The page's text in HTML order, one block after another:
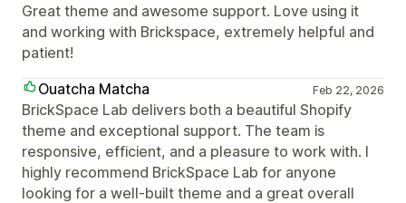
Great theme and awesome support. Love using it
and working with Brickspace, extremely helpful and
patient!
Ouatcha Matcha
Feb 22, 2026
BrickSpace Lab delivers both a beautiful Shopify
theme and exceptional support. The team is
responsive, efficient, and a pleasure to work with. I
highly recommend BrickSpace Lab for anyone
looking for a well-built theme and a great overall